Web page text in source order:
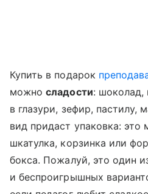
Купить в подарок
можносладости: шоколад,
в глазури, зефир, пастилу,
вид придаст упаковка:
шкатулка, корзинка или
бокса. Пожалуй, это один
и беспроигрышных